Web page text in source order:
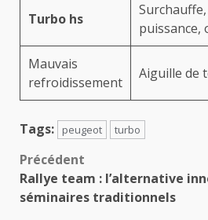
Turbo hs
puissance,
Mauvais
refroidissement
Aiguille de
Tags: peugeot turbo
Navigation
d’article
Précédent
Rallye team : l’alternative
séminaires traditionnels